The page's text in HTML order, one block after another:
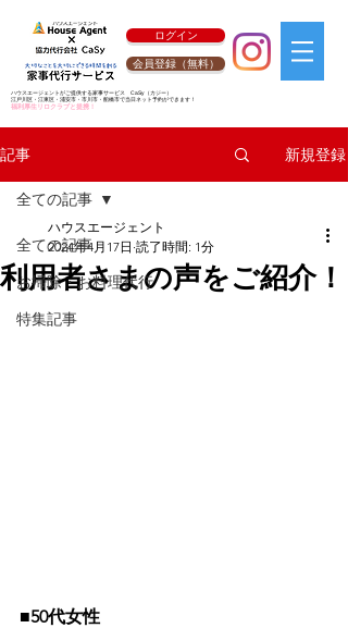
ログイン
会員登録（無料）
ハウスエージェントがご提供する家事サービス CaSy （カジー）
江戸川区・江東区・浦安市・市川市・船橋市で当日ネット予約ができます！
福利厚生リロクラブと提携！
記事 新規登録
全ての記事
お掃除・お料理代行
特集記事
全ての記事
利用者さまの声をご紹介！
ハウスエージェント
2024年4月17日 読了時間: 1分
■50代女性